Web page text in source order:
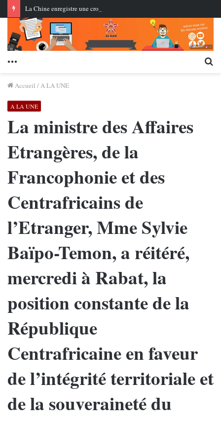
Accueil /A LA UNE
A LA UNE
La ministre des Affaires
Etrangères, de la
Francophonie et des
Centrafricains de
l’Etranger, Mme Sylvie
Baïpo-Temon, a réitéré,
mercredi à Rabat, la
position constante de la
République
Centrafricaine en faveur
de l’intégrité territoriale et
de la souveraineté du